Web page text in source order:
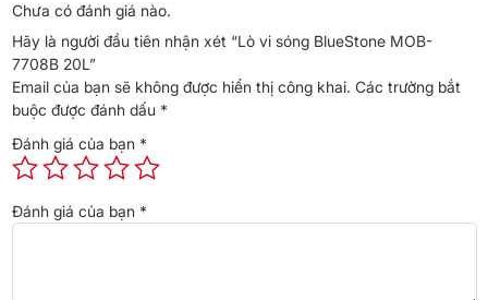
ngân sách 1,3-1,5
triệu
Yêu thích thiết kế
hiện đại
Bếp gia đình tại
căn hộ chung cư
trở lên
Yêu cầu brand Nhật
Chưa có đánh giá nào.
Hãy là người đầu tiên nhận xét “Lò vi sóng BlueStone MOB-
7708B 20L”
Email của bạn sẽ không được hiển thị công khai. Các trường bắt
buộc được đánh dấu *
Đánh giá của bạn *
Đánh giá của bạn *